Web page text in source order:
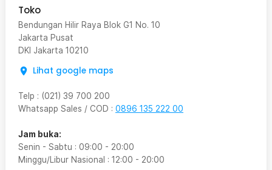
Toko
Bendungan Hilir Raya Blok G1 No. 10
Jakarta Pusat
DKI Jakarta 10210
Lihat google maps
Telp : (021) 39 700 200
Whatsapp Sales / COD : 0896 135 222 00
Jam buka:
Senin - Sabtu : 09:00 - 20:00
Minggu/Libur Nasional : 12:00 - 20:00